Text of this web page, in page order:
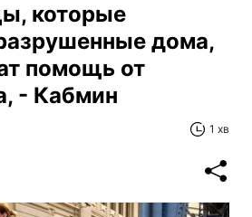
которые
дома,
помощь от
- Кабмин
1 хв